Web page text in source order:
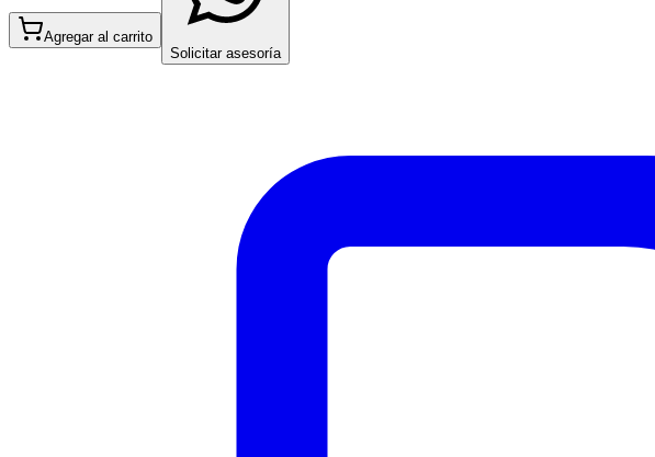
Agregar al carrito
Solicitar asesoría